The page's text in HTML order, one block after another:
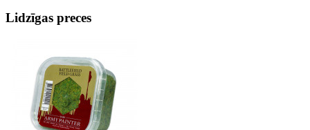
Lidzīgas preces